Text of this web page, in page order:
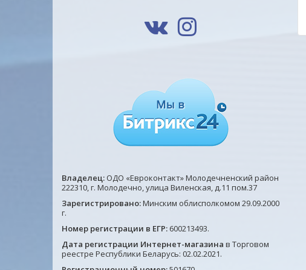
Владелец: ОДО «Евроконтакт» Молодечненский район
222310, г. Молодечно, улица Виленская, д.11 пом.37
Зарегистрировано:Минским облисполкомом 29.09.2000
г.
Номер регистрации в ЕГР: 600213493.
Дата регистрации Интернет-магазина в Торговом
реестре Республики Беларусь: 02.02.2021.
Подробнее